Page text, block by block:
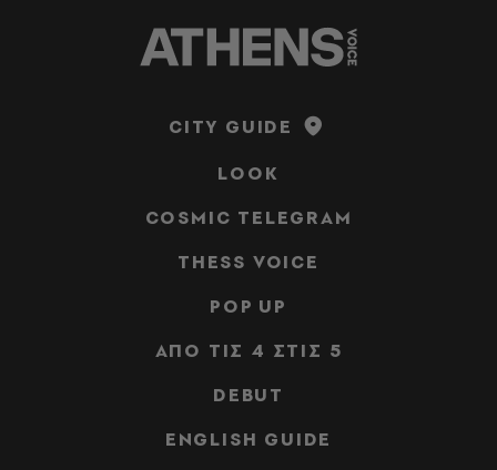
CITY GUIDE
LOOK
COSMIC TELEGRAM
THESS VOICE
POP UP
ΑΠΟ ΤΙΣ 4 ΣΤΙΣ 5
DEBUT
ENGLISH GUIDE